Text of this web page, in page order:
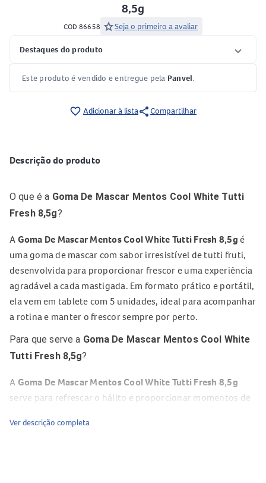
8,5g
COD 86658 starSeja o primeiro a avaliar
Destaques do produto
Este produto é vendido e entregue pela Panvel.
favorite_border Adicionar à listashareCompartilhar
Descrição do produto
O que é a Goma De Mascar Mentos Cool White Tutti
Fresh 8,5g?
A Goma De Mascar Mentos Cool White Tutti Fresh 8,5g é
uma goma de mascar com sabor irresistível de tutti fruti,
desenvolvida para proporcionar frescor e uma experiência
agradável a cada mastigada. Em formato prático e portátil,
ela vem em tablete com 5 unidades, ideal para acompanhar
a rotina e manter o frescor sempre por perto.
Para que serve a Goma De Mascar Mentos Cool White
Tutti Fresh 8,5g?
A Goma De Mascar Mentos Cool White Tutti Fresh 8,5g
serve para refrescar o hálito e proporcionar momentos de
praticidade, refrescância e um toque adocicado de tutti
Ver descrição completa